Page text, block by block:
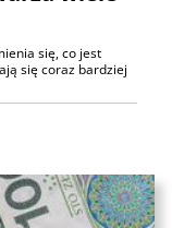
się, co jest
się coraz bardziej